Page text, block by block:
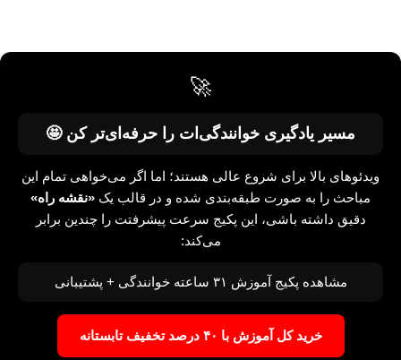
🚀
مسیر یادگیری‌ خوانندگی‌ات را حرفه‌ای‌تر کن 🤩
ویدئوهای بالا برای شروع عالی هستند؛ اما اگر می‌خواهی تمام این
مباحث را به صورت طبقه‌بندی شده و در قالب یک «نقشه راه»
دقیق داشته باشی، این پکیج سرعت پیشرفتت را چندین برابر
می‌کند:
مشاهده پکیج آموزش ۳۱ ساعته خوانندگی + پشتیبانی
خرید کل آموزش با ۴۰ درصد تخفیف تابستانه